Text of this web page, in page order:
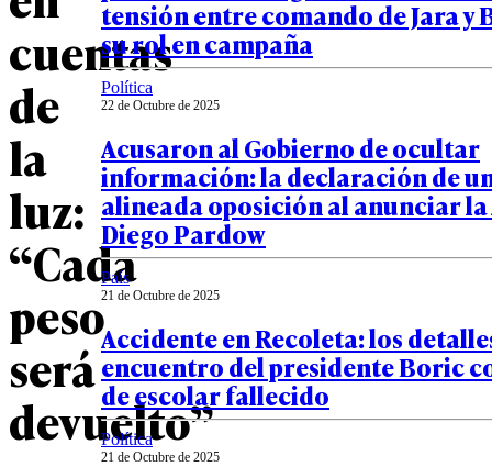
cuentas
de
la
luz:
“Cada
peso
será
devuelto”
tensión entre comando de Jara y
su rol en campaña
Política
22 de Octubre de 2025
Acusaron al Gobierno de ocultar
información: la declaración de
alineada oposición al anunciar la
Diego Pardow
País
21 de Octubre de 2025
Accidente en Recoleta: los
encuentro del presidente Boric
de escolar fallecido
Política
21 de Octubre de 2025